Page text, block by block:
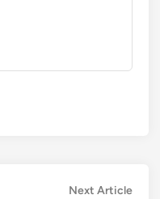
Next ArticleNext